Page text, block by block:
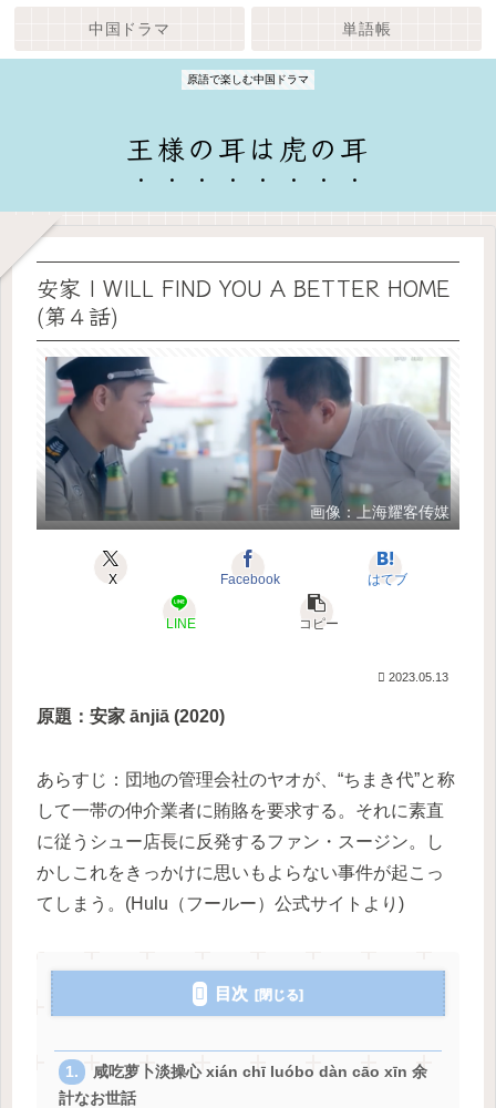
原語で楽しむ中国ドラマ
王様の耳は虎の耳
中国ドラマ 単語帳
安家 I WILL FIND YOU A BETTER HOME
(第４話)
画像：上海耀客传媒
X Facebook はてブ
LINE コピー
2023.05.13
原題：安家 ānjiā (2020)
あらすじ：団地の管理会社のヤオが、“ちまき代”と称
して一帯の仲介業者に賄賂を要求する。それに素直
に従うシュー店長に反発するファン・スージン。し
かしこれをきっかけに思いもよらない事件が起こっ
てしまう。(Hulu（フールー）公式サイトより)
目次
咸吃萝卜淡操心 xián chī luóbo dàn cāo xīn 余
計なお世話